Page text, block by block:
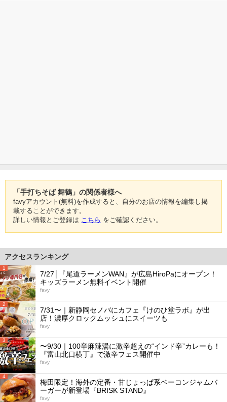
「手打ちそば 舞鶴」の関係者様へ
favyアカウント(無料)を作成すると、自分のお店の情報を編集し掲
載することができます。
詳しい情報とご登録は こちら をご確認ください。
アクセスランキング
1
7/27│『尾道ラーメンWAN』が広島HiroPaにオープン！
キッズラーメン無料イベント開催
favy
2
7/31〜｜新静岡セノバにカフェ『けのひ堂ラボ』が出
店！濃厚クロックムッシュにスイーツも
favy
3
〜9/30｜100辛麻辣湯に激辛超えの“インド辛”カレーも！
『富山北口横丁』で激辛フェス開催中
favy
4
梅田限定！海外の定番・甘じょっぱ系ベーコンジャムバ
ーガーが新登場『BRISK STAND』
favy